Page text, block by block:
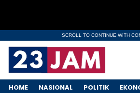
SCROLL TO CONTINUE WITH
HOME NASIONAL POLITIK